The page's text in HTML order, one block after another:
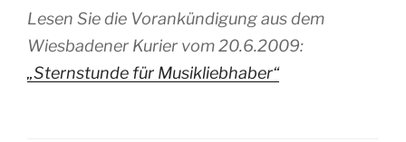
Lesen Sie die Vorankündigung aus dem
Wiesbadener Kurier vom 20.6.2009:
„Sternstunde für Musikliebhaber“